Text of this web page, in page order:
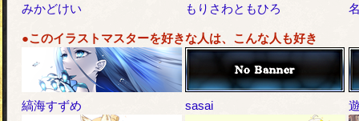
みかどけい もりさわともひろ
●このイラストマスターを好きな人は、こんな人も好き
縞海すずめ sasai